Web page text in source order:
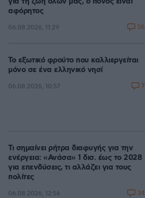
αφόρητος
06.08.2026, 11:29 56
Το εξωτικό φρούτο που καλλιεργείται
μόνο σε ένα ελληνικό νησί
06.08.2026, 10:57 7
Τι σημαίνει ρήτρα διαφυγής για την
ενέργεια: «Ανάσα» 1 δισ. έως το 2028
για επενδύσεις, τι αλλάζει για τους
πολίτες
06.08.2026, 12:56 34